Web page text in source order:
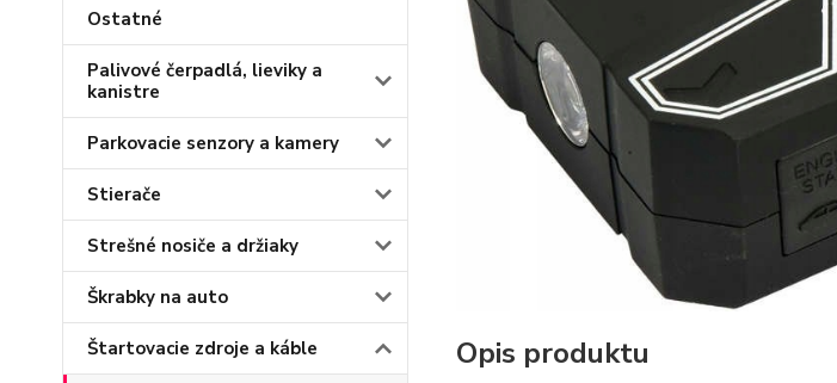
Ostatné
Palivové čerpadlá, lieviky a
kanistre
Parkovacie senzory a kamery
Stierače
Strešné nosiče a držiaky
Škrabky na auto
Štartovacie zdroje a káble Opis produktu